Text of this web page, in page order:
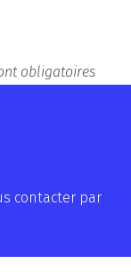
obligatoires
contacter par